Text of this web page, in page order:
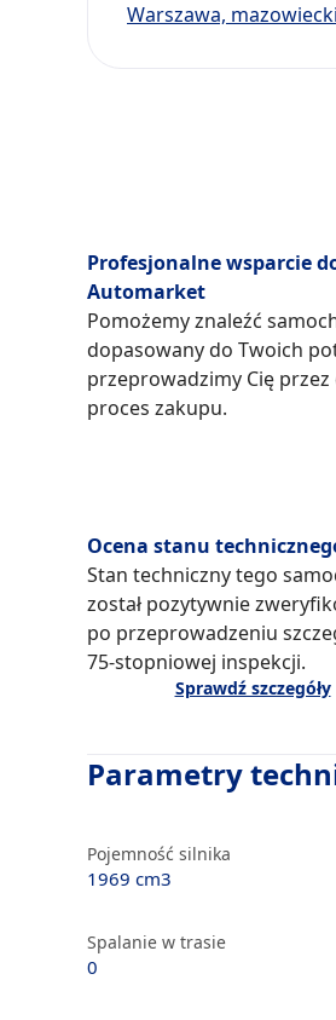
Profesjonalne wsparcie
Automarket
Pomożemy znaleźć
dopasowany do Twoich
przeprowadzimy Cię przez
proces zakupu.
Ocena stanu
Stan techniczny tego
został pozytywnie
po przeprowadzeniu
75-stopniowej inspekcji.
Sprawdź szczegóły
Parametry
Pojemność silnika
1969 cm3
Spalanie w trasie
0
Warszawa,